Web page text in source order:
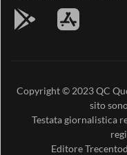
Copyright © 2023QC
sito
Testata giornalistica
Editore